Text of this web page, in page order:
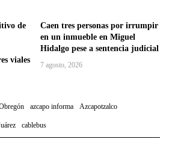
de
viales
Caen tres personas por irrumpir
en un inmueble en Miguel
Hidalgo pese a sentencia judicial
7 agosto, 2026
azcapo informa Azcapotzalco
cablebus